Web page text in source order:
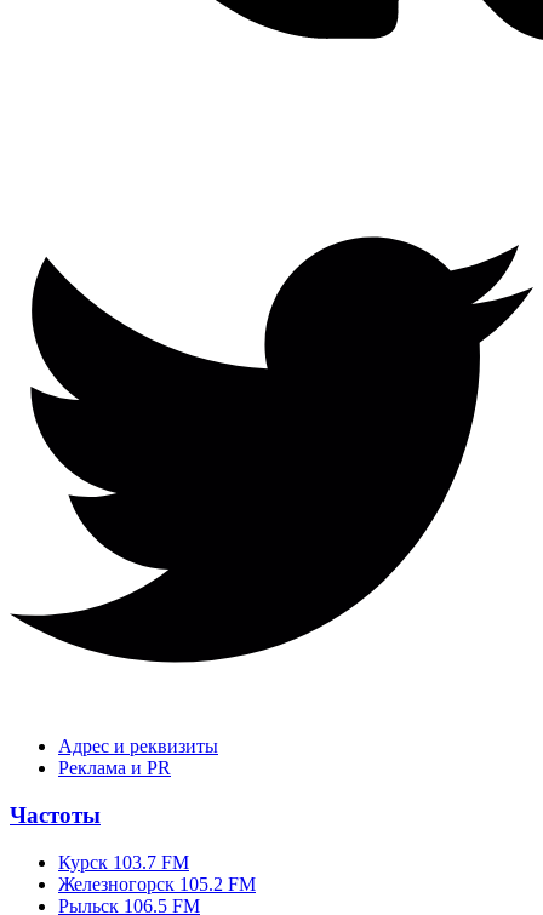
Адрес и реквизиты
Реклама и PR
Частоты
Курск 103.7 FM
Железногорск 105.2 FM
Рыльск 106.5 FM